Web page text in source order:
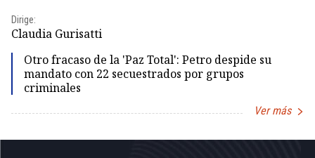
Dirige:
Claudia Gurisatti
Otro fracaso de la 'Paz Total': Petro despide su
mandato con 22 secuestrados por grupos
criminales
Ver más
1